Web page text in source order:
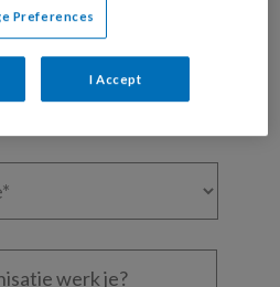
Preferences
I Accept